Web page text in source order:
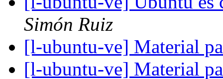
Simón Ruiz
[l-ubuntu-ve] Material
[l-ubuntu-ve] Material